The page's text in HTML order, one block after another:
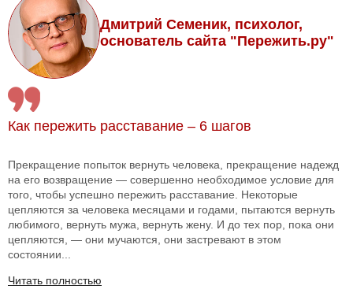
Дмитрий Семеник, психолог,
основатель сайта "Пережить.ру"
Как пережить расставание – 6 шагов
Прекращение попыток вернуть человека, прекращение надежд
на его возвращение — совершенно необходимое условие для
того, чтобы успешно пережить расставание. Некоторые
цепляются за человека месяцами и годами, пытаются вернуть
любимого, вернуть мужа, вернуть жену. И до тех пор, пока они
цепляются, — они мучаются, они застревают в этом
состоянии...
Читать полностью